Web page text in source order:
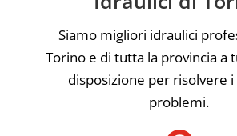
Siamo migliori idraulici
Torino e di tutta la provincia a
disposizione per risolvere
problemi.